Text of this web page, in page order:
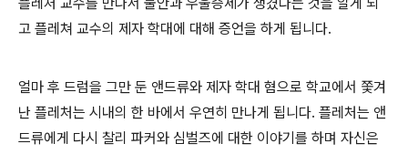
고 플레쳐 교수의 제자 학대에 대해 증언을 하게 됩니다.
얼마 후 드럼을 그만 둔 앤드류와 제자 학대 혐으로 학교에서 쫓겨
난 플레처는 시내의 한 바에서 우연히 만나게 됩니다. 플레처는 앤
드류에게 다시 찰리 파커와 심벌즈에 대한 이야기를 하며 자신은